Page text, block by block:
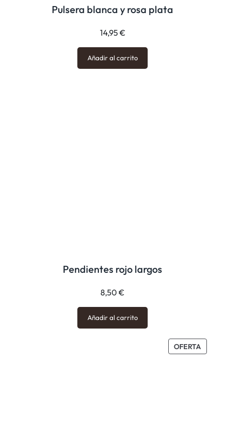
Pulsera blanca y rosa plata
14,95€
Añadir al carrito
Pendientes rojo largos
8,50 €
Añadir al carrito
OFERTA
EN